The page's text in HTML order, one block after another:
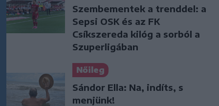
Szembementek a trenddel: a
Sepsi OSK és az FK
Csíkszereda kilóg a sorból a
Szuperligában
Nőileg
Sándor Ella: Na, indíts, s
menjünk!